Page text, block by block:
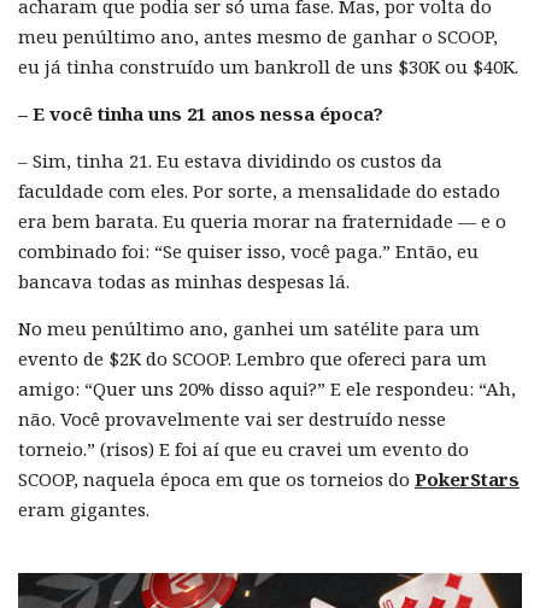
acharam que podia ser só uma fase. Mas, por volta do
meu penúltimo ano, antes mesmo de ganhar o SCOOP,
eu já tinha construído um bankroll de uns $30K ou $40K.
– E você tinha uns 21 anos nessa época?
– Sim, tinha 21. Eu estava dividindo os custos da
faculdade com eles. Por sorte, a mensalidade do estado
era bem barata. Eu queria morar na fraternidade — e o
combinado foi: “Se quiser isso, você paga.” Então, eu
bancava todas as minhas despesas lá.
No meu penúltimo ano, ganhei um satélite para um
evento de $2K do SCOOP. Lembro que ofereci para um
amigo: “Quer uns 20% disso aqui?” E ele respondeu: “Ah,
não. Você provavelmente vai ser destruído nesse
torneio.” (risos) E foi aí que eu cravei um evento do
SCOOP, naquela época em que os torneios do PokerStars
eram gigantes.